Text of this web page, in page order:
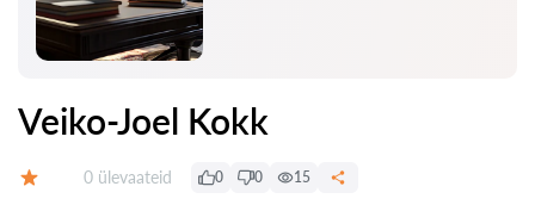
Veiko-Joel Kokk
Ülevaateid:
0 ülevaateid 0 0 15